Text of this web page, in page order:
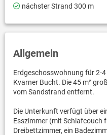
nächster Strand 300 m
Allgemein
Erdgeschosswohnung für 2-4
Kvarner Bucht. Die 45 m²
vom Sandstrand entfernt.
Die Unterkunft verfügt über
Esszimmer (mit Schlafcouch
Dreibettzimmer, ein